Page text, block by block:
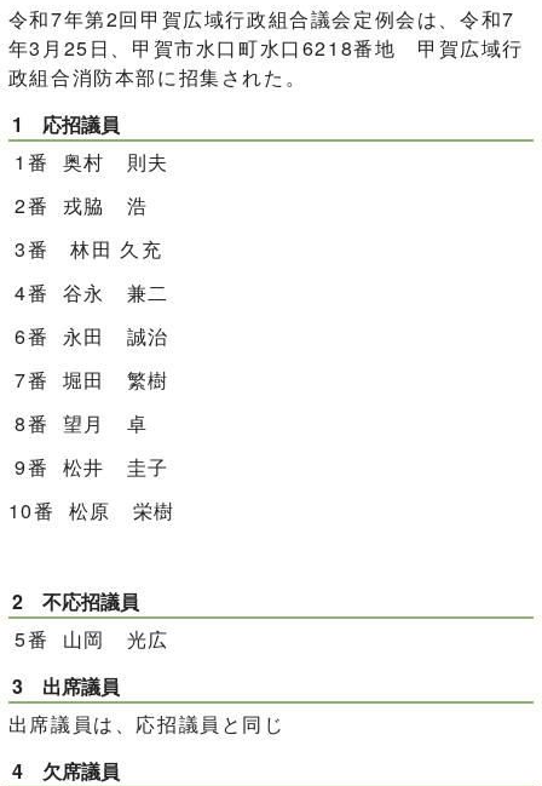
令和7年第2回甲賀広域行政組合議会定例会は、令和7
年3月25日、甲賀市水口町水口6218番地 甲賀広域行
政組合消防本部に招集された。
1 応招議員
1番 奥村 則夫
2番 戎脇 浩
3番 林田 久充
4番 谷永 兼二
6番 永田 誠治
7番 堀田 繁樹
8番 望月 卓
9番 松井 圭子
10番 松原 栄樹
2 不応招議員
5番 山岡 光広
3 出席議員
出席議員は、応招議員と同じ
4 欠席議員